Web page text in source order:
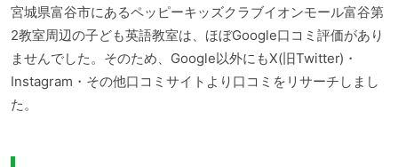
宮城県富谷市にあるペッピーキッズクラブイオンモール富谷第
2教室周辺の子ども英語教室は、ほぼGoogle口コミ評価があり
ませんでした。そのため、Google以外にもX(旧Twitter)・
Instagram・その他口コミサイトより口コミをリサーチしまし
た。